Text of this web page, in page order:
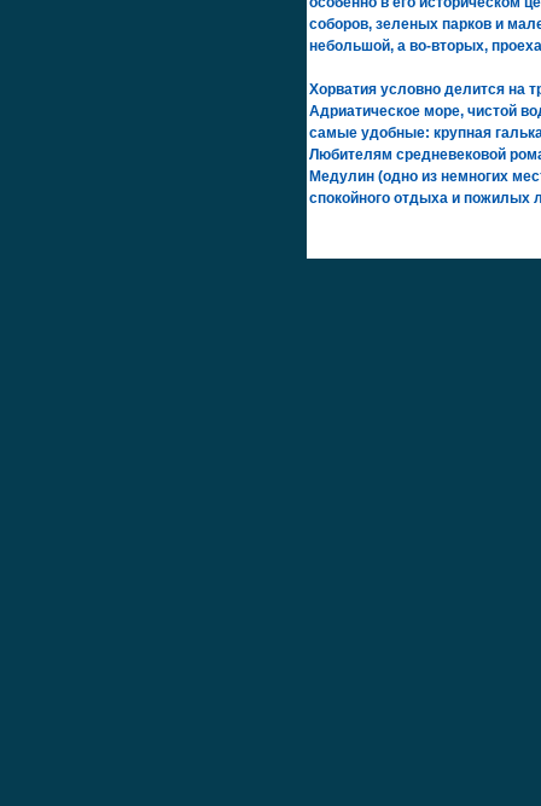
соборов, зеленых парков и
небольшой, а во-вторых,
Хорватия условно делится на
Адриатическое море, чистой
самые удобные: крупная
Любителям средневековой
Медулин (одно из немногих
спокойного отдыха и пожилых